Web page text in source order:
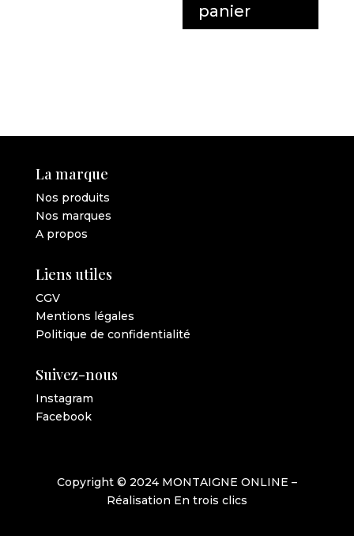
panier
La marque
Nos produits
Nos marques
A propos
Liens utiles
CGV
Mentions légales
Politique de confidentialité
Suivez-nous
Instagram
Facebook
Copyright © 2024 MONTAIGNE ONLINE –
Réalisation En trois clics